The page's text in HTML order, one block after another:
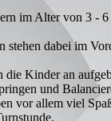
im Alter von 3 -
stehen dabei im
Kinder an
und
vor allem viel